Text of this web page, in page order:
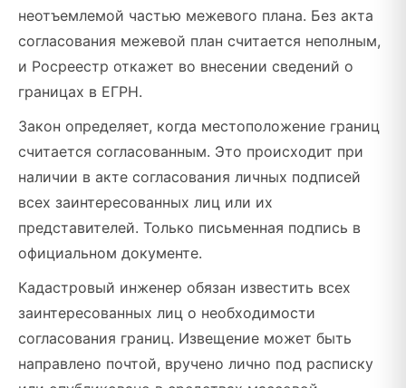
неотъемлемой частью межевого плана. Без акта
согласования межевой план считается неполным,
и Росреестр откажет во внесении сведений о
границах в ЕГРН.
Закон определяет, когда местоположение границ
считается согласованным. Это происходит при
наличии в акте согласования личных подписей
всех заинтересованных лиц или их
представителей. Только письменная подпись в
официальном документе.
Кадастровый инженер обязан известить всех
заинтересованных лиц о необходимости
согласования границ. Извещение может быть
направлено почтой, вручено лично под расписку